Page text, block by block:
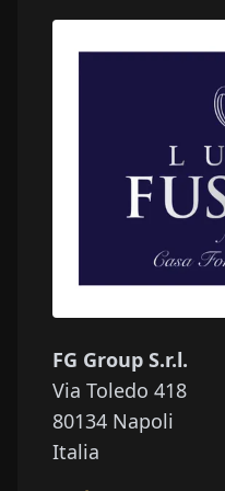
FG Group S.r.l.
Via Toledo 418
80134 Napoli
Italia